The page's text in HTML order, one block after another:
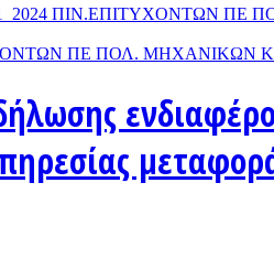
ΠΕ ΠΟΛ. ΜΗΧΑΝΙΚΩΝ